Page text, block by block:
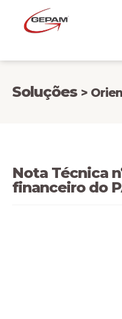
Soluções >
Nota Técnica
financeiro do